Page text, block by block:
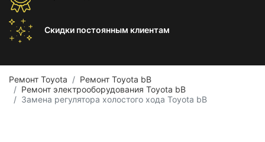
Скидки постоянным клиентам
Ремонт Toyota
Ремонт Toyota bB
Ремонт электрооборудования Toyota bB
Замена регулятора холостого хода Toyota bB